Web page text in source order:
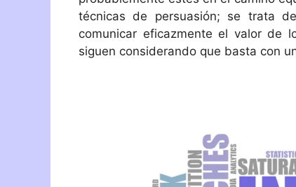
técnicas de persuasión; se trata
comunicar eficazmente el valor de
siguen considerando que basta con